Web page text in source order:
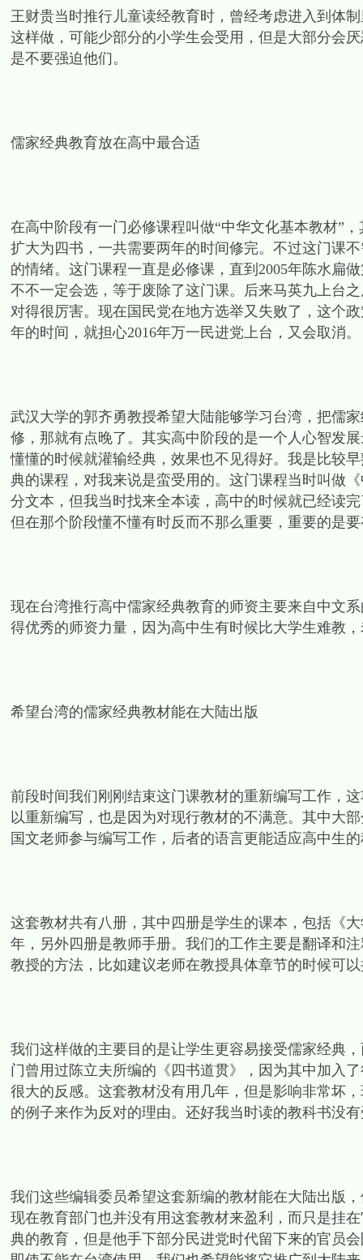
王财贵当时推行儿童读经教育时，曾经考虑进入到体
这样做，可能少部分的小学生会受用，但是大部分会
是不要强迫他们。
儒家经典教育放在高中最合适
在高中阶段有一门必修课程叫做“中华文化基本教材”
扩大为四书，一共需要两年的时间修完。不过这门课
的情绪。这门课程一直是必修课，直到2005年陈水扁
不不一定会选，等于废除了这门课。后来马英九上台
对得很厉害。现在国民党在地方选举又失败了，这个
年的时间，就担心2016年万一民进党上台，又会取消。
武汉大学的郭齐勇教授希望大陆能够学习台湾，把儒
修，那就有点晚了。其实高中阶段的是一个人心智发
懂懂的时候就灌输经典，效果也不见得好。我是比较
典的课程，对我来说是蛮受用的。这门课程当时叫做
分文本，但我当时找来全本读，高中的时候就已经读
但在那个阶段懂不懂有时反而不那么重要，重要的是
现在台湾推行高中儒家经典教育的师资主要来自中文
得优秀的师资力量，因为高中生有时候比大学生难教
希望台湾的儒家经典教材能在大陆出版
前段时间我们刚刚结束这门课教材的重新编写工作，
以重新编写，也是因为对现行教材的不满意。其中大
国文老师参与编写工作，后者的语言更能适应高中生
这套教材共有八册，其中四册是学生的课本，包括《
年，另外四册是教师手册。我们的工作主要是翻译和
教授的方法，比如建议老师在教授具体章节的时候可
我们这样做的主要目的是让学生更容易接受儒家经典
门曾用过陈立夫所编的《四书道贯》，因为其中加入
很大的反感。这套教材没有用几年，但是影响非常坏
的例子来作为反对的理由。还好我当时读的教科书没
我们这些编辑委员希望这套新编的教材能在大陆出版
现在教育部门也并没有用这套教材来盈利，而只是挂
典的教育，但是他手下部分民进党时代留下来的官员